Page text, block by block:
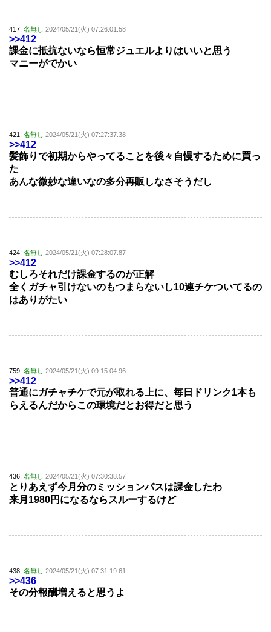
417: 名無し 2024/05/21(火) 07:26:01.58
>>412
課金に抵抗ないなら恒常ジュエルよりはいいと思う
マニーがでかい
421: 名無し 2024/05/21(火) 07:27:37.38
>>412
髪飾りで初期からやってることを後々自慢するために買っ
た
あんな微妙な違いなの多分再販しなさそうだし
424: 名無し 2024/05/21(火) 07:28:07.87
>>412
むしろそれだけ課金するのが正解
全くガチャ引けないのもつまらないし10連チケついてるの
はありがたい
759: 名無し 2024/05/21(火) 09:15:04.96
>>412
普通にガチャチケで元が取れる上に、毎日ドリンク1本も
らえるんだからこの環境だとお得だと思う
436: 名無し 2024/05/21(火) 07:30:38.57
とりあえず今月分のミッションパスは課金したわ
来月1980円になるならスルーするけど
438: 名無し 2024/05/21(火) 07:31:19.61
>>436
その分報酬増えると思うよ